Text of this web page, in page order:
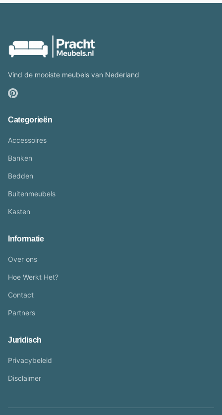
Vind de mooiste meubels van Nederland
Categorieën
Accessoires
Banken
Bedden
Buitenmeubels
Kasten
Informatie
Over ons
Hoe Werkt Het?
Contact
Partners
Juridisch
Privacybeleid
Disclaimer